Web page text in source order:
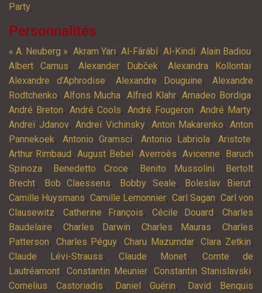
Party,
Personnalités
« A. Neuberg », Akram Yari, Al-Fârâbî, Al-Kindi, Alain Badiou,
Albert Camus,Alexander Dubček, Alexandra Kollontai,
Alexandre d’Aphrodise, Alexandre Douguine, Alexandre
Rodtchenko, Alfons Mucha,Alfred Klahr,Amadeo Bordiga,
André Breton, André Cools, André Fougeron, André Marty,
Andreï Jdanov, Andreï Vichinsky, Anton Makarenko, Anton
Pannekoek,Antonio Gramsci, Antonio Labriola,Aristote,
Arthur Rimbaud,August Bebel, Averroès, Avicenne, Baruch
Spinoza, Benedetto Croce, Benito Mussolini, Bertolt
Brecht, Bob Claessens, Bobby Seale, Boleslav Bierut,
Camille Huysmans,Camille Lemonnier, Carl Sagan, Carl von
Clausewitz,Catherine François,Cécile Douard,Charles
Baudelaire, Charles Darwin, Charles Mauras, Charles
Patterson, Charles Péguy,Charu Mazumdar,Clara Zetkin,
Claude Lévi-Strauss,Claude Monet,Comte de
Lautréamont, Constantin Meunier,Constantin Stanislavski,
Cornelius Castoriadis, Daniel Guérin, David Benquis